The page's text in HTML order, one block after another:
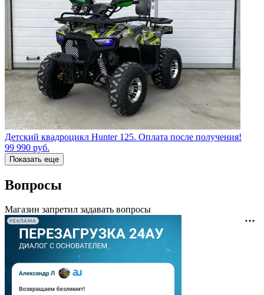
Детский квадроцикл Hunter 125. Оплата после получения!
99 990 руб.
Показать еще
Вопросы
Магазин запретил задавать вопросы
РЕКЛАМА